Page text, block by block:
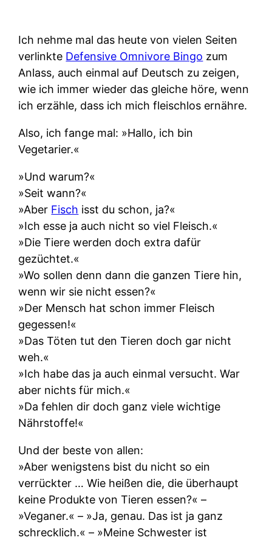
Ich nehme mal das heute von vielen Seiten
verlinkte Defensive Omnivore Bingo zum
Anlass, auch einmal auf Deutsch zu zeigen,
wie ich immer wieder das gleiche höre, wenn
ich erzähle, dass ich mich fleischlos ernähre.
Also, ich fange mal: »Hallo, ich bin
Vegetarier.«
»Und warum?«
»Seit wann?«
»Aber Fisch isst du schon, ja?«
»Ich esse ja auch nicht so viel Fleisch.«
»Die Tiere werden doch extra dafür
gezüchtet.«
»Wo sollen denn dann die ganzen Tiere hin,
wenn wir sie nicht essen?«
»Der Mensch hat schon immer Fleisch
gegessen!«
»Das Töten tut den Tieren doch gar nicht
weh.«
»Ich habe das ja auch einmal versucht. War
aber nichts für mich.«
»Da fehlen dir doch ganz viele wichtige
Nährstoffe!«
Und der beste von allen:
»Aber wenigstens bist du nicht so ein
verrückter … Wie heißen die, die überhaupt
keine Produkte von Tieren essen?« –
»Veganer.« – »Ja, genau. Das ist ja ganz
schrecklich.« – »Meine Schwester ist